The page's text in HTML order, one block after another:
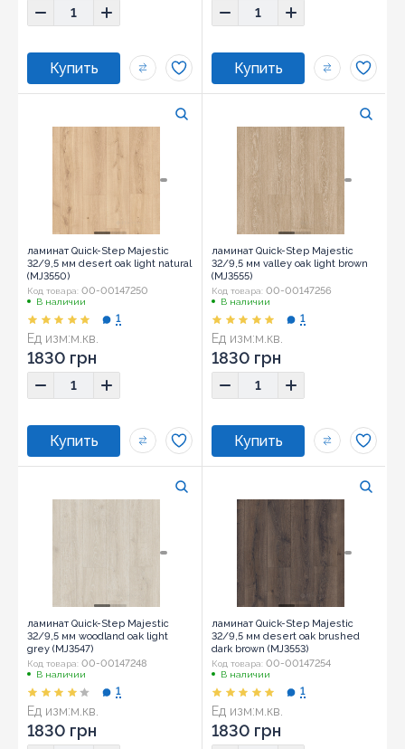
ламинат Quick-Step Majestic
32/9,5 мм desert oak light natural
(MJ3550)
Код товара: 00-00147250
В наличии
Ед изм:м.кв.
1
1830 грн
ламинат Quick-Step Majestic
32/9,5 мм valley oak light brown
(MJ3555)
Код товара: 00-00147256
В наличии
Ед изм:м.кв.
1
1830 грн
ламинат Quick-Step Majestic
32/9,5 мм woodland oak light
grey (MJ3547)
Код товара: 00-00147248
В наличии
Ед изм:м.кв.
1
1830 грн
ламинат Quick-Step Majestic
32/9,5 мм desert oak brushed
dark brown (MJ3553)
Код товара: 00-00147254
В наличии
Ед изм:м.кв.
1
1830 грн